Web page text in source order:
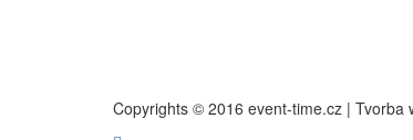
Copyrights © 2016 event-time.cz | Tvorba